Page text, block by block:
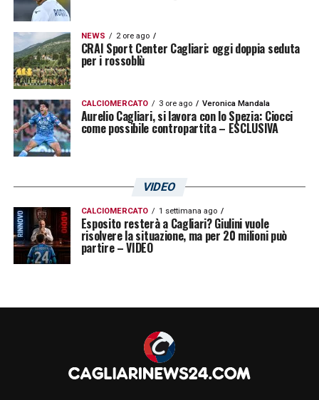
NEWS 2 ore ago
CRAI Sport Center Cagliari: oggi doppia seduta
per i rossoblù
CALCIOMERCATO 3 ore ago Veronica Mandala
Aurelio Cagliari, si lavora con lo Spezia: Ciocci
come possibile contropartita – ESCLUSIVA
VIDEO
CALCIOMERCATO 1 settimana ago
Esposito resterà a Cagliari? Giulini vuole
risolvere la situazione, ma per 20 milioni può
partire – VIDEO